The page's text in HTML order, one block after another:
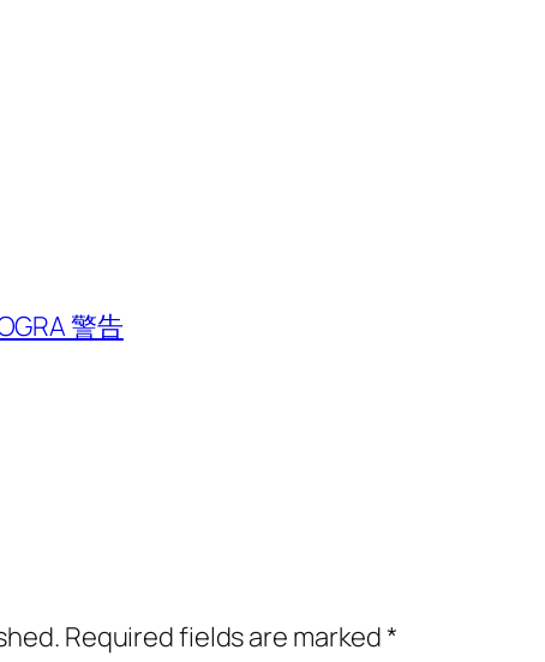
警告
Required fields are marked*